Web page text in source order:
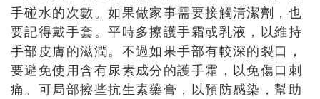
手碰水的次數。如果做家事需要接觸清潔劑，也
要記得戴手套。平時多擦護手霜或乳液，以維持
手部皮膚的滋潤。不過如果手部有較深的裂口，
要避免使用含有尿素成分的護手霜，以免傷口刺
痛。可局部擦些抗生素藥膏，以預防感染，幫助